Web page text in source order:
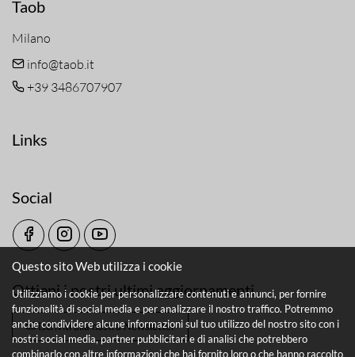
Taob
Milano
info@taob.it
+39 3486707907
Links
Social
Ottieni i nostri ultimi aggiornamenti
Iscriviti alla nostra Newsletter
Questo sito Web utilizza i cookie
Utilizziamo i cookie per personalizzare contenuti e annunci, per fornire
funzionalità di social media e per analizzare il nostro traffico. Potremmo
anche condividere alcune informazioni sul tuo utilizzo del nostro sito con i
nostri social media, partner pubblicitari e di analisi che potrebbero
combinarlo con altre informazioni che hai fornito loro o che hanno raccolto